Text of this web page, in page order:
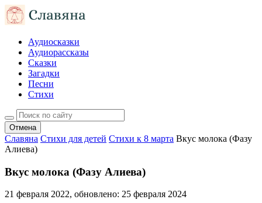
Аудиосказки
Аудиорассказы
Сказки
Загадки
Песни
Стихи
Отмена
Славяна Стихи для детей Стихи к 8 марта Вкус молока (Фазу
Алиева)
Вкус молока (Фазу Алиева)
21 февраля 2022, обновлено: 25 февраля 2024